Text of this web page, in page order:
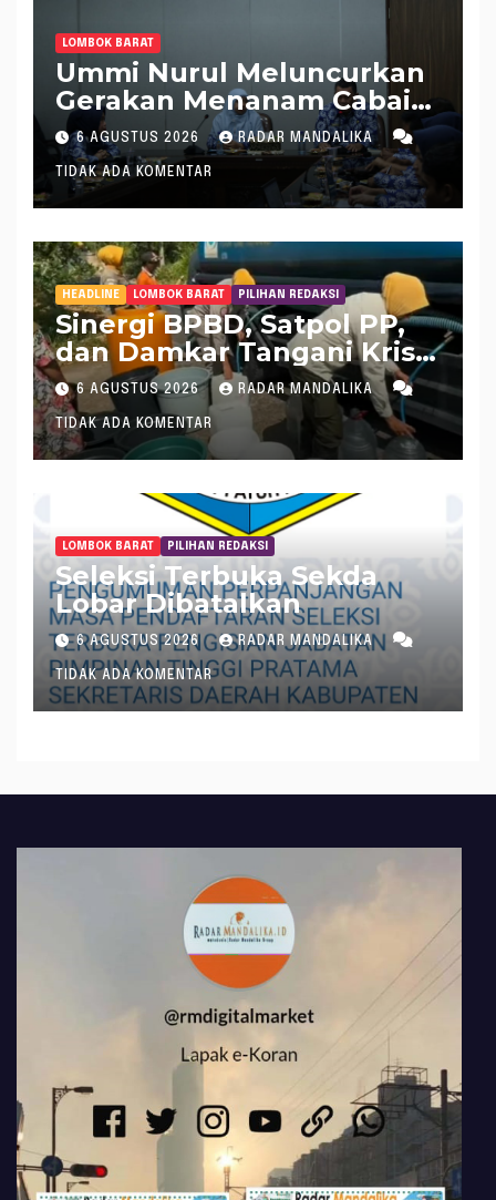
LOMBOK BARAT
Ummi Nurul Meluncurkan
Gerakan Menanam Cabai
Tangani Inflasi
6 AGUSTUS 2026 RADAR MANDALIKA
TIDAK ADA KOMENTAR
HEADLINE LOMBOK BARAT PILIHAN REDAKSI
Sinergi BPBD, Satpol PP,
dan Damkar Tangani Krisis
Air Bersih di Lobar
6 AGUSTUS 2026 RADAR MANDALIKA
TIDAK ADA KOMENTAR
LOMBOK BARAT PILIHAN REDAKSI
Seleksi Terbuka Sekda
Lobar Dibatalkan
6 AGUSTUS 2026 RADAR MANDALIKA
TIDAK ADA KOMENTAR